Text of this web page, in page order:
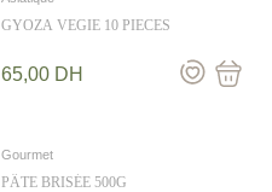
GYOZA VEGIE 10 PIECES
65,00 DH
Gourmet
PÂTE BRISÉE 500G